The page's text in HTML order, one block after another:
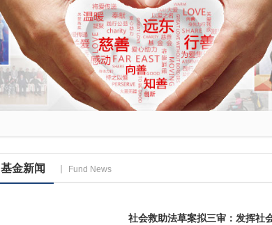
基金新闻 Fund News
社会救助法草案拟三审：发挥社